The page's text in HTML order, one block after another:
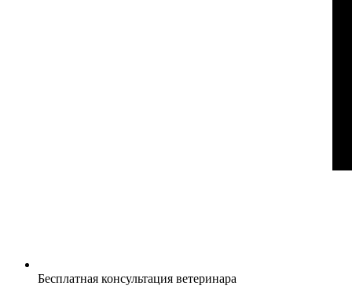
Бесплатная консультация ветеринара